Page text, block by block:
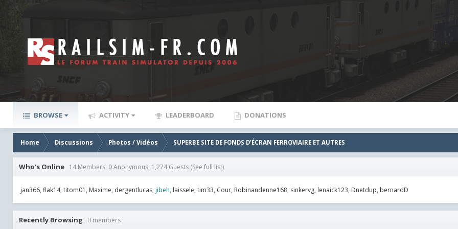
BROWSE ACTIVITY LEADERBOARD DONATIONS
Home Discussions Photos / Vidéos SUPERBE SITE DE FONDS D’ÉCRAN FERROVIAIRE ET AUTRES
Who's Online 14 Members, 0 Anonymous, 1,274 Guests (See full list)
jan366 flak14 titom01 Maxime dergentlucas jibeh laissele tim33 Cour Robinandenne168 sinkervg lenaick123 Dnetdup bernardD
Recently Browsing 0 members